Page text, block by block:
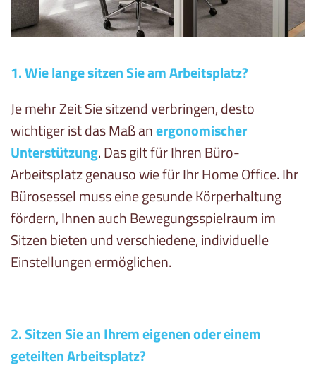
1. Wie lange sitzen Sie am Arbeitsplatz?
Je mehr Zeit Sie sitzend verbringen, desto
wichtiger ist das Maß anergonomischer
Unterstützung. Das gilt für Ihren Büro-
Arbeitsplatz genauso wie für Ihr Home Office. Ihr
Bürosessel muss eine gesunde Körperhaltung
fördern, Ihnen auch Bewegungsspielraum im
Sitzen bieten und verschiedene, individuelle
Einstellungen ermöglichen.
2. Sitzen Sie an Ihrem eigenen oder einem
geteilten Arbeitsplatz?